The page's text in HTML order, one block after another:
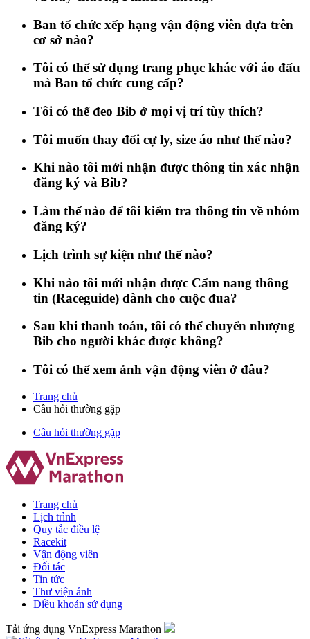
Ban tổ chức xếp hạng vận động viên dựa trên
cơ sở nào?
Tôi có thể sử dụng trang phục khác với áo đấu
mà Ban tổ chức cung cấp?
Tôi có thể đeo Bib ở mọi vị trí tùy thích?
Tôi muốn thay đổi cự ly, size áo như thế nào?
Khi nào tôi mới nhận được thông tin xác nhận
đăng ký và Bib?
Làm thế nào để tôi kiểm tra thông tin về nhóm
đăng ký?
Lịch trình sự kiện như thế nào?
Khi nào tôi mới nhận được Cẩm nang thông
tin (Raceguide) dành cho cuộc đua?
Sau khi thanh toán, tôi có thể chuyển nhượng
Bib cho người khác được không?
Tôi có thể xem ảnh vận động viên ở đâu?
Trang chủ
Câu hỏi thường gặp
Câu hỏi thường gặp
Trang chủ
Lịch trình
Quy tắc điều lệ
Racekit
Vận động viên
Đối tác
Tin tức
Thư viện ảnh
Điều khoản sử dụng
Tải ứng dụng VnExpress Marathon